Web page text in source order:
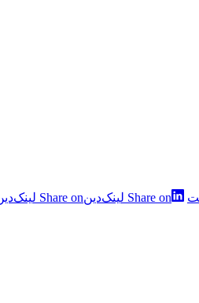
Share on لینک‌دین Share on لینک‌دین